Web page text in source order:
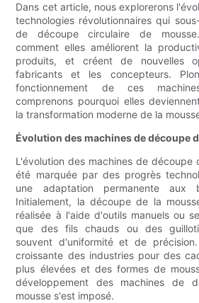
Dans cet article, nous explorerons
technologies révolutionnaires qui
de découpe circulaire de
comment elles améliorent la
produits, et créent de nouvelles
fabricants et les concepteurs.
fonctionnement de ces
comprenons pourquoi elles
la transformation moderne de la
Évolution des machines de découpe
L'évolution des machines de découpe
été marquée par des progrès
une adaptation permanente aux
Initialement, la découpe de la
réalisée à l'aide d'outils manuels ou
que des fils chauds ou des
souvent d'uniformité et de
croissante des industries pour des
plus élevées et des formes de
développement des machines de
mousse s'est imposé.